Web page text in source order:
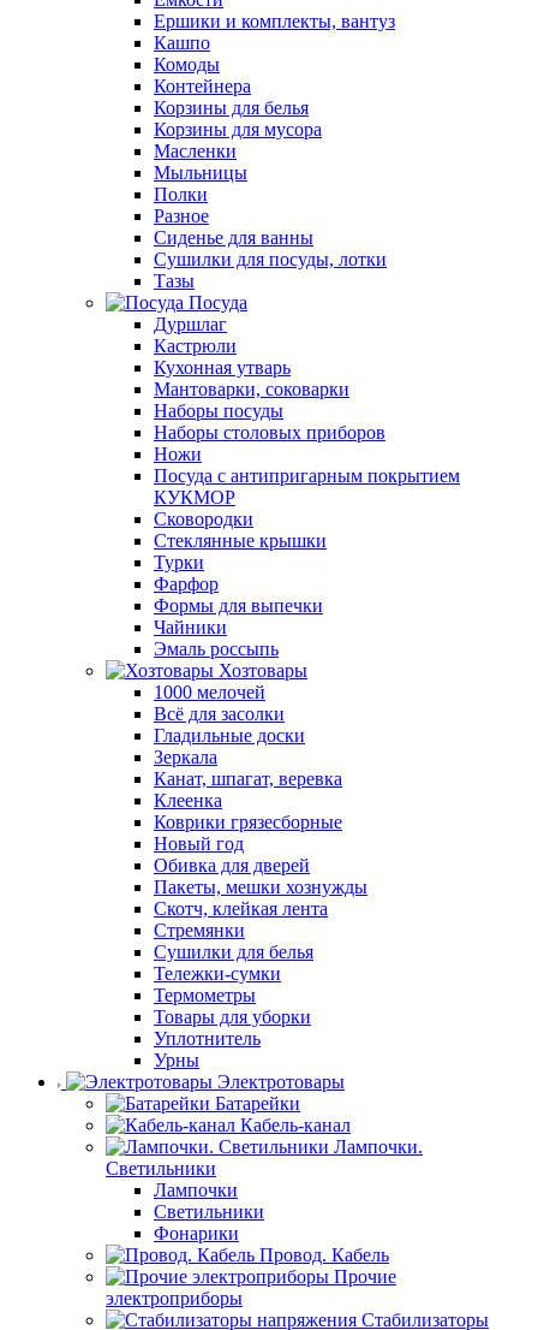
Ершики и комплекты, вантуз
Кашпо
Комоды
Контейнера
Корзины для белья
Корзины для мусора
Масленки
Мыльницы
Полки
Разное
Сиденье для ванны
Сушилки для посуды, лотки
Тазы
Посуда
Дуршлаг
Кастрюли
Кухонная утварь
Мантоварки, соковарки
Наборы посуды
Наборы столовых приборов
Ножи
Посуда с антипригарным покрытием
КУКМОР
Сковородки
Стеклянные крышки
Турки
Фарфор
Формы для выпечки
Чайники
Эмаль россыпь
Хозтовары
1000 мелочей
Всё для засолки
Гладильные доски
Зеркала
Канат, шпагат, веревка
Клеенка
Коврики грязесборные
Новый год
Обивка для дверей
Пакеты, мешки хознужды
Скотч, клейкая лента
Стремянки
Сушилки для белья
Тележки-сумки
Термометры
Товары для уборки
Уплотнитель
Урны
Электротовары
Батарейки
Кабель-канал
Лампочки.
Светильники
Лампочки
Светильники
Фонарики
Провод. Кабель
Прочие
электроприборы
Стабилизаторы